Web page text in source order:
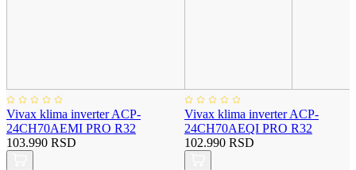
Vivax klima inverter ACP-
24CH70AEMI PRO R32
103.990 RSD
Vivax klima inverter ACP-
24CH70AEQI PRO R32
102.990 RSD